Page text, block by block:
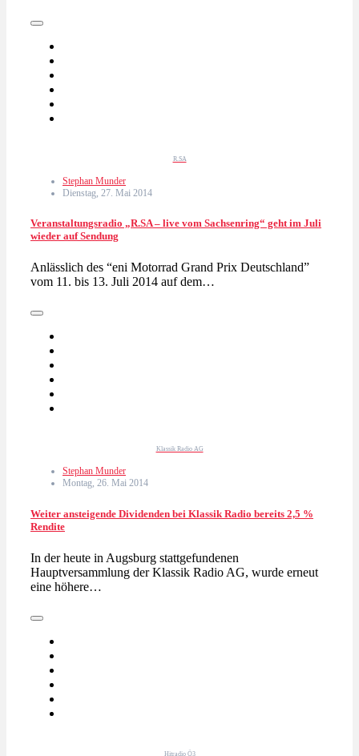
R.SA
Stephan Munder
Dienstag, 27. Mai 2014
Veranstaltungsradio „R.SA – live vom Sachsenring“ geht im Juli
wieder auf Sendung
Anlässlich des “eni Motorrad Grand Prix Deutschland”
vom 11. bis 13. Juli 2014 auf dem…
Klassik Radio AG
Stephan Munder
Montag, 26. Mai 2014
Weiter ansteigende Dividenden bei Klassik Radio bereits 2,5 %
Rendite
In der heute in Augsburg stattgefundenen
Hauptversammlung der Klassik Radio AG, wurde erneut
eine höhere…
Hitradio Ö3